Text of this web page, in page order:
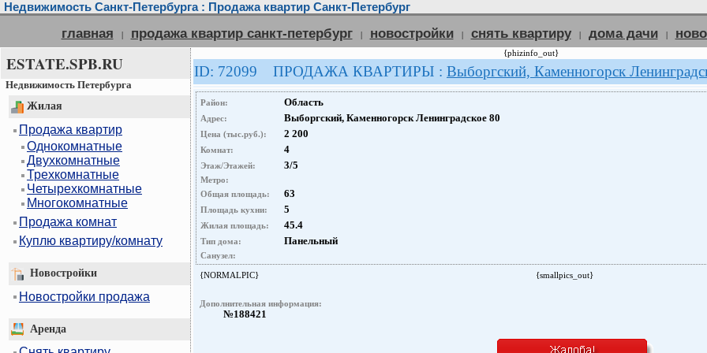
Недвижимость Санкт-Петербурга : Продажа квартир Санкт-Петербург
главная | продажа квартир санкт-петербург | новостройки | снять квартиру | дома дачи |
ESTATE.SPB.RU
Недвижимость Петербурга
Жилая
Продажа квартир
Однокомнатные
Двухкомнатные
Трехкомнатные
Четырехкомнатные
Многокомнатные
Продажа комнат
Куплю квартиру/комнату
Новостройки
Новостройки продажа
Аренда
{phizinfo_out}
ID: 72099 ПРОДАЖА КВАРТИРЫ : Выборгский, Каменногорск
Район: Область
Адрес: Выборгский, Каменногорск Ленинградское 80
Цена (тыс.руб.): 2 200
Комнат: 4
Этаж/Этажей: 3/5
Метро:
Общая площадь:
63
Площадь кухни: 5
Жилая площадь: 45.4
Тип дома: Панельный
Санузел:
{NORMALPIC} {smallpics_out}
Дополнительная информация:
№188421